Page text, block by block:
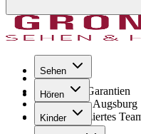
Sehen
Hören
Kinder
Seit 1971
GRONDE Garantien
8× im Raum Augsburg
Hochqualifiziertes